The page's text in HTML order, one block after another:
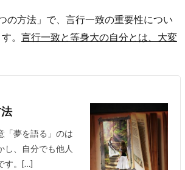
の方法」で、言行一致の重要性につい
。 言行一致と等身大の自分とは、大変
「夢を語る」のは
し、自分でも他人
す。[…]